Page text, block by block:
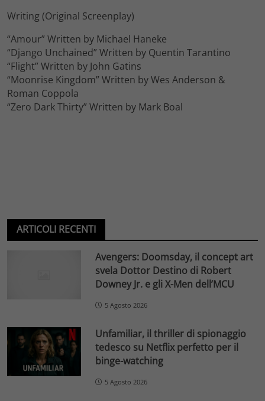
Writing (Original Screenplay)
“Amour” Written by Michael Haneke
“Django Unchained” Written by Quentin Tarantino
“Flight” Written by John Gatins
“Moonrise Kingdom” Written by Wes Anderson &
Roman Coppola
“Zero Dark Thirty” Written by Mark Boal
ARTICOLI RECENTI
Avengers: Doomsday, il concept art
svela Dottor Destino di Robert
Downey Jr. e gli X-Men dell’MCU
5 Agosto 2026
Unfamiliar, il thriller di spionaggio
tedesco su Netflix perfetto per il
binge-watching
5 Agosto 2026